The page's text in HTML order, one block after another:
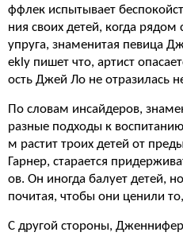
ффлек испытывает
ния своих детей, когда рядом
упруга, знаменитая певица
ekly пишет что, артист
ость Джей Ло не отразилась
По словам инсайдеров,
разные подходы к
м растит троих детей от
Гарнер, старается
ов. Он иногда балует детей,
почитая, чтобы они ценили
С другой стороны,